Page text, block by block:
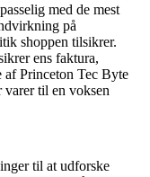
med de mest
på
shoppen tilsikrer.
ens faktura,
af Princeton Tec Byte
til en voksen
til at udforske